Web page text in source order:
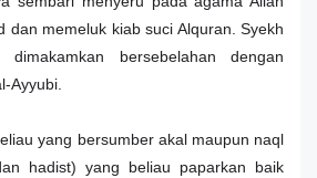
dan memeluk kiab suci Alquran. Syekh
dimakamkan bersebelahan dengan
Ayyubi.
yang bersumber akal maupun naql
hadist) yang beliau paparkan baik